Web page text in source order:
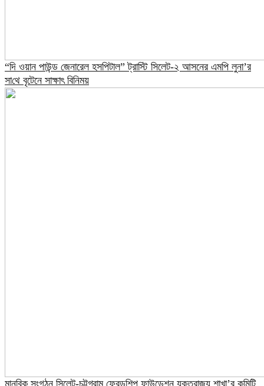
“দি ওয়ান পাউন্ড জেনারেল হসপিটাল” ট্রাস্টি সিলেট-২ আসনের এমপি লুনা’র
সা‌থে বৃটেনে সাক্ষাৎ বিনিময়